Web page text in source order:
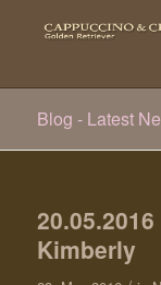
Blog - Latest
Kimberly